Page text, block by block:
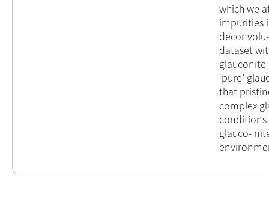
which we
impurities
dataset
‘pure’
that
complex
conditions
glauco-